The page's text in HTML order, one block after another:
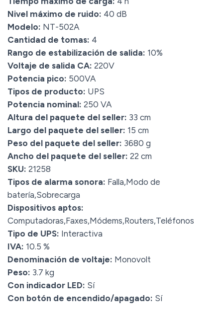
Nivel máximo de ruido: 40 dB
Modelo: NT-502A
Cantidad de tomas: 4
Rango de estabilización de salida: 10%
Voltaje de salida CA: 220V
Potencia pico: 500VA
Tipos de producto: UPS
Potencia nominal: 250 VA
Altura del paquete del seller: 33 cm
Largo del paquete del seller: 15 cm
Peso del paquete del seller: 3680 g
Ancho del paquete del seller: 22 cm
SKU: 21258
Tipos de alarma sonora: Falla,Modo de
batería,Sobrecarga
Dispositivos aptos:
Computadoras,Faxes,Módems,Routers,Teléfonos
Tipo de UPS: Interactiva
IVA: 10.5 %
Denominación de voltaje: Monovolt
Peso: 3.7 kg
Con indicador LED: Sí
Con botón de encendido/apagado: Sí